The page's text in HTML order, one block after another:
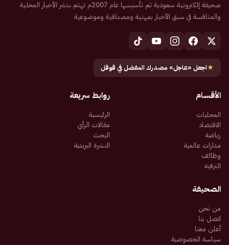
صحيفة إلكترونية سعودية تم تأسيسها عام 2007م تهتم بنشر الأخبار المحلية
والمنافسة في سبق الأخبار بمهنية ومصداقية وموضوعية
★اجعل «عاجل» مصدرك المفضل في قوقل
الأقسام
المحليات
الاقتصاد
رياضة
مدارات عالمية
وظائف
الترفيه
روابط سريعة
الرئيسية
مقالات الرأي
البحث
النشرة البريدية
الصحيفة
من نحن
اتصل بنا
أعلن معنا
سياسة الخصوصية